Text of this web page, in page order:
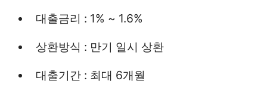
대출금리 : 1% ~ 1.6%
상환방식 : 만기 일시 상환
대출기간 : 최대 6개월